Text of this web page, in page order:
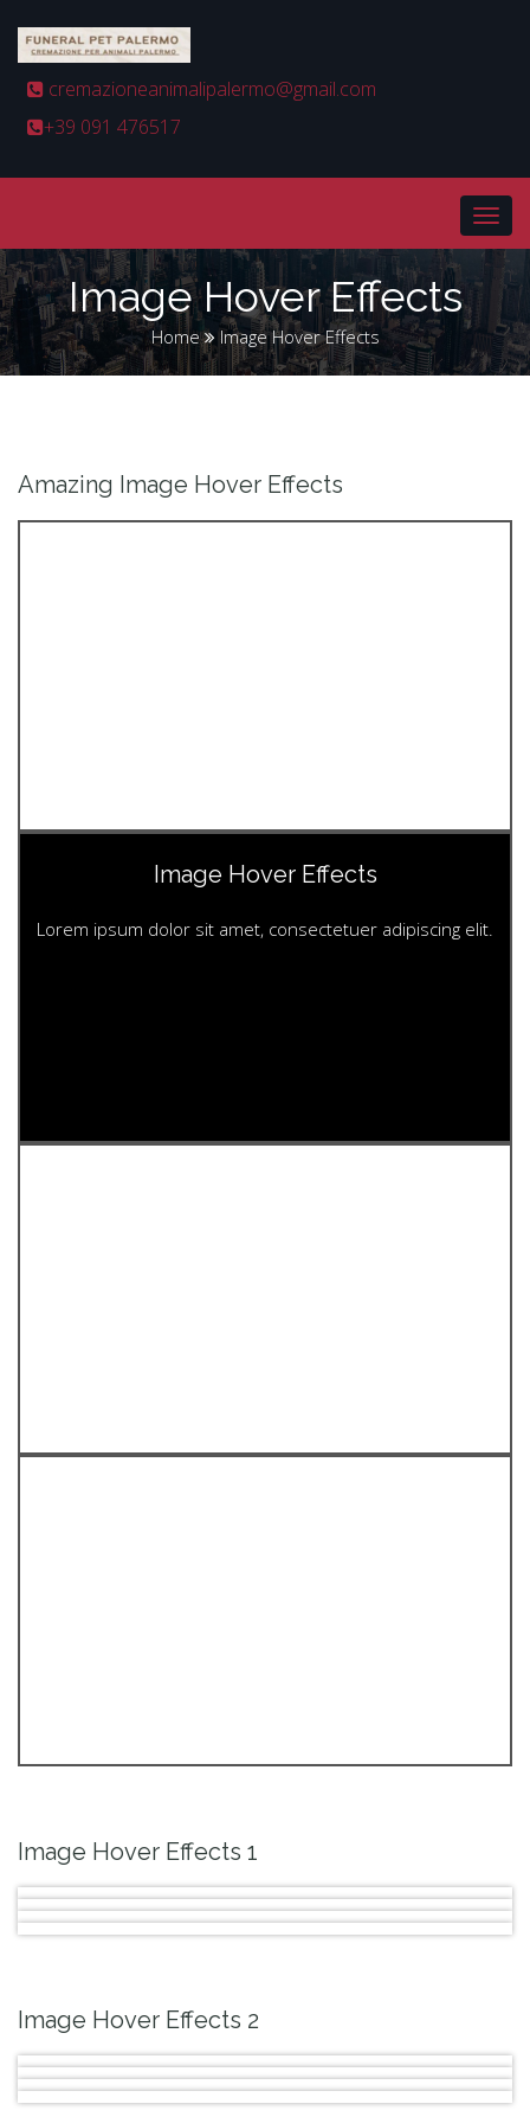
cremazioneanimalipalermo@gmail.com
+39 091 476517
Image Hover Effects
Home Image Hover Effects
Amazing Image Hover Effects
Image Hover Effects
Lorem ipsum dolor sit amet, consectetuer adipiscing elit.
Image Hover Effects 1
Image Hover Effects 2